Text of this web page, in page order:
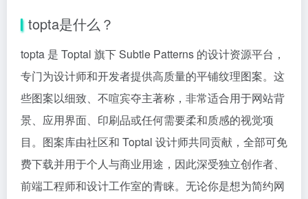
topta是什么？
topta 是 Toptal 旗下 Subtle Patterns 的设计资源平台，
专门为设计师和开发者提供高质量的平铺纹理图案。这
些图案以细致、不喧宾夺主著称，非常适合用于网站背
景、应用界面、印刷品或任何需要柔和质感的视觉项
目。图案库由社区和 Toptal 设计师共同贡献，全部可免
费下载并用于个人与商业用途，因此深受独立创作者、
前端工程师和设计工作室的青睐。无论你是想为简约网